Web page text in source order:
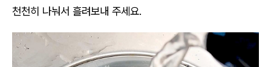
천천히 나눠서 흘려보내 주세요.